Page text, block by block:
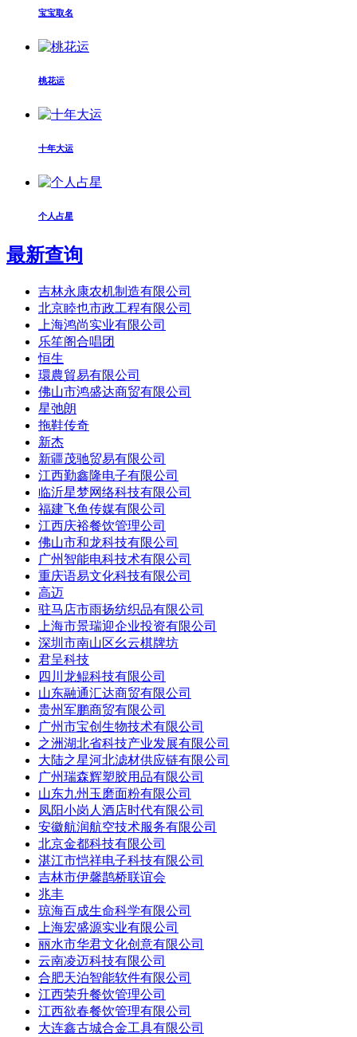
宝宝取名
桃花运
十年大运
个人占星
最新查询
吉林永康农机制造有限公司
北京睦也市政工程有限公司
上海鸿尚实业有限公司
乐笙阁合唱团
恒生
環農貿易有限公司
佛山市鸿盛达商贸有限公司
星弛朗
拖鞋传奇
新杰
新疆茂驰贸易有限公司
江西勤鑫隆电子有限公司
临沂星梦网络科技有限公司
福建飞鱼传媒有限公司
江西庆裕餐饮管理公司
佛山市和龙科技有限公司
广州智能电科技术有限公司
重庆语易文化科技有限公司
高迈
驻马店市雨扬纺织品有限公司
上海市景瑞迎企业投资有限公司
深圳市南山区幺云棋牌坊
君呈科技
四川龙鲲科技有限公司
山东融通汇达商贸有限公司
贵州军鹏商贸有限公司
广州市宝创生物技术有限公司
之洲湖北省科技产业发展有限公司
大陆之星河北滤材供应链有限公司
广州瑞森辉塑胶用品有限公司
山东九州玉磨面粉有限公司
凤阳小岗人酒店时代有限公司
安徽航润航空技术服务有限公司
北京金都科技有限公司
湛江市恺祥电子科技有限公司
吉林市伊馨鹊桥联谊会
兆丰
琼海百成生命科学有限公司
上海宏盛源实业有限公司
丽水市华君文化创意有限公司
云南凌迈科技有限公司
合肥天泊智能软件有限公司
江西荣升餐饮管理公司
江西欲春餐饮管理有限公司
大连鑫古城合金工具有限公司